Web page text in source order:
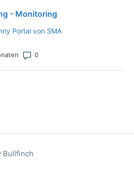
- Monitoring
Portal von SMA
Anzahl von Kommentaren: 0
neuesten Aktivität
Bullfinch